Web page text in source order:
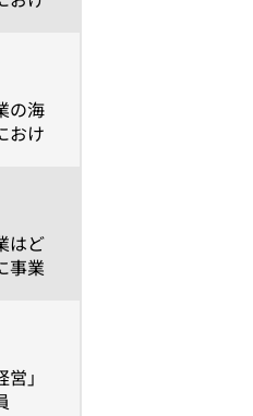
安全
す
の海
おけ
功の
トと
思決
はど
事業
と
を解
営」